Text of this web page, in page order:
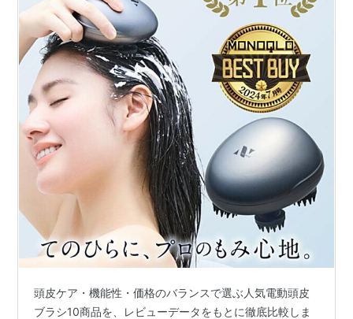
頭皮ケア・機能性・価格のバランスで選ぶ人気電動頭皮
ブラシ10商品を、レビューデータをもとに徹底比較しま